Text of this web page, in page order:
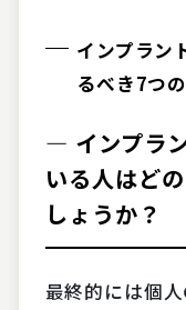
インプラン
るべき7つ
― インプラ
いる人はど
しょうか？
最終的には個